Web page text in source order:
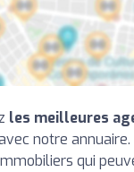
les meilleures
notre
qui